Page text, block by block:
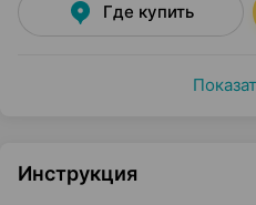
Где купить
Инструкция